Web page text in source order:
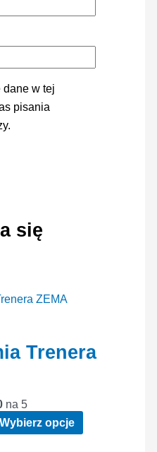
dane w tej
pisania
się
Trenera
na 5
Wybierz opcje